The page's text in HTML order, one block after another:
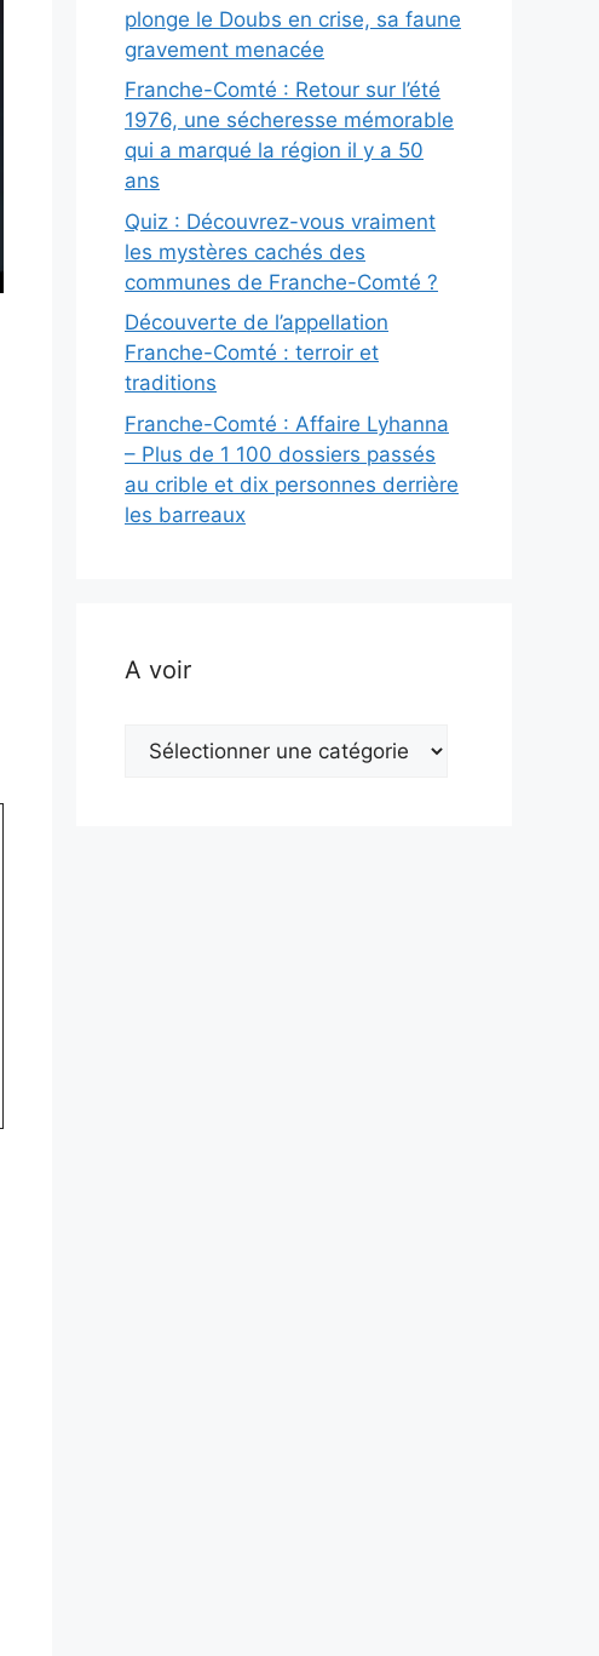
plonge le Doubs en crise, sa faune
gravement menacée
Franche-Comté : Retour sur l’été
1976, une sécheresse mémorable
qui a marqué la région il y a 50
ans
Quiz : Découvrez-vous vraiment
les mystères cachés des
communes de Franche-Comté ?
Découverte de l’appellation
Franche-Comté : terroir et
traditions
Franche-Comté : Affaire Lyhanna
– Plus de 1 100 dossiers passés
au crible et dix personnes derrière
les barreaux
A voir
voir